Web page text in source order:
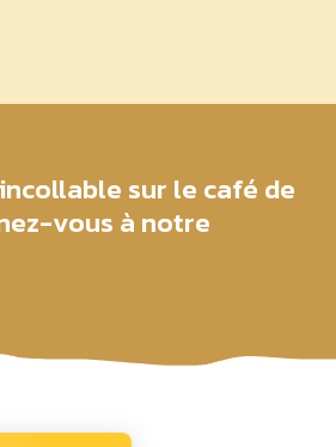
sur le café de
vous à notre